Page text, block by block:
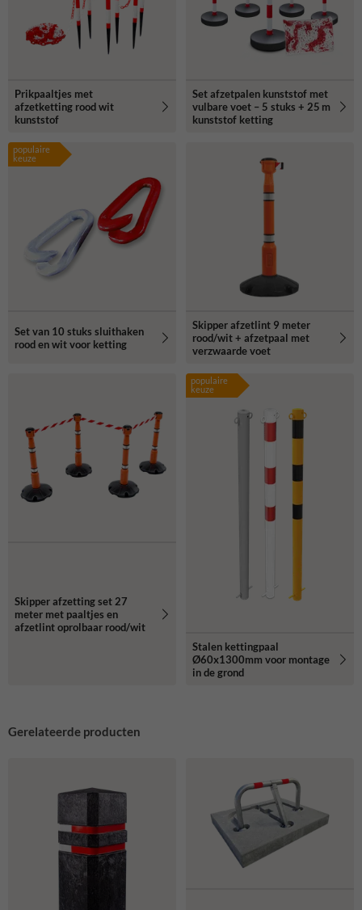
Prikpaaltjes met
afzetketting rood wit
kunststof
Set afzetpalen kunststof met
vulbare voet – 5 stuks + 25 m
kunststof ketting
populaire
keuze
Set van 10 stuks sluithaken
rood en wit voor ketting
Skipper afzetlint 9 meter
rood/wit + afzetpaal met
verzwaarde voet
Skipper afzetting set 27
meter met paaltjes en
afzetlint oprolbaar rood/wit
populaire
keuze
Stalen kettingpaal
Ø60x1300mm voor montage
in de grond
Gerelateerde producten